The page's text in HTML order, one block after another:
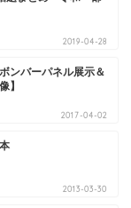
2019-04-28
ンバーパネル展示＆
】
2017-04-02
2013-03-30